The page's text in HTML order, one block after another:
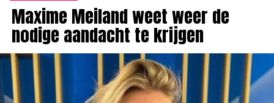
Maxime Meiland weet weer de
nodige aandacht te krijgen